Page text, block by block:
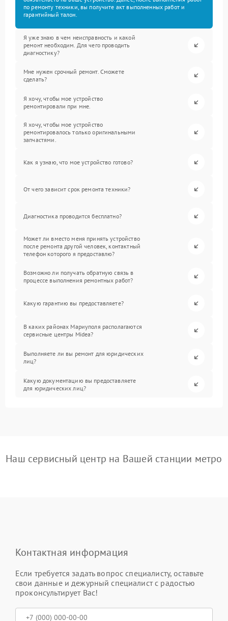
по ремонту техники, вы получите акт выполненных работ и
гарантийный талон.
Я уже знаю в чем неисправность и какой
ремонт необходим. Для чего проводить
диагностику?
Мне нужен срочный ремонт. Сможете
сделать?
Я хочу, чтобы мое устройство
ремонтировали при мне.
Я хочу, чтобы мое устройство
ремонтировалось только оригинальными
запчастями.
Как я узнаю, что мое устройство готово?
От чего зависит срок ремонта техники?
Диагностика проводится бесплатно?
Может ли вместо меня принять устройство
после ремонта другой человек, контактный
телефон которого я предоставлю?
Возможно ли получать обратную связь в
процессе выполнения ремонтных работ?
Какую гарантию вы предоставляете?
В каких районах Мариуполя располагаются
сервисные центры Midea?
Выполняете ли вы ремонт для юридических
лиц?
Какую документацию вы предоставляете
для юридических лиц?
Наш сервисный центр на Вашей станции метро
Контактная информация
Если требуется задать вопрос специалисту, оставьте
свои данные и дежурный специалист с радостью
проконсультирует Вас!